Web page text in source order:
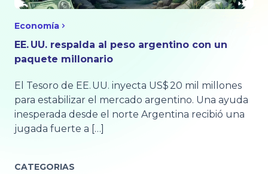
Economía
EE. UU. respalda al peso argentino con un
paquete millonario
El Tesoro de EE. UU. inyecta US$ 20 mil millones
para estabilizar el mercado argentino. Una ayuda
inesperada desde el norte Argentina recibió una
jugada fuerte a […]
CATEGORIAS